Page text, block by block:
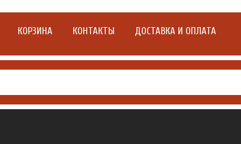
КОРЗИНА КОНТАКТЫ ДОСТАВКА И ОПЛАТА